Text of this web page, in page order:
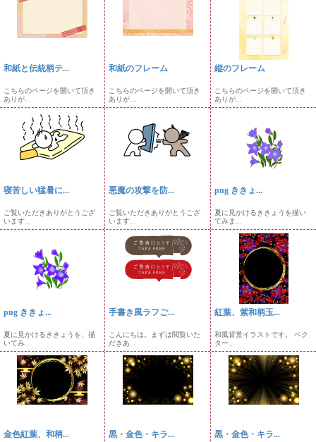
和紙と伝統柄テ...
こちらのページを開いて頂き
ありが...
和紙のフレーム
こちらのページを開いて頂き
ありが...
縦のフレーム
こちらのページを開いて頂き
ありが...
寝苦しい猛暑に...
ご覧いただきありがとうござ
います...
悪魔の攻撃を防...
ご覧いただきありがとうござ
います...
png ききょ...
夏に見かけるききょうを描い
てみま...
png ききょ...
夏に見かけるききょうを、描
いてみ...
手書き風ラフご...
こんにちは。まずは閲覧いた
だきあ...
紅葉、紫和柄玉...
和風背景イラストです。 ベク
ター...
金色紅葉、和柄... 黒・金色・キラ... 黒・金色・キラ...